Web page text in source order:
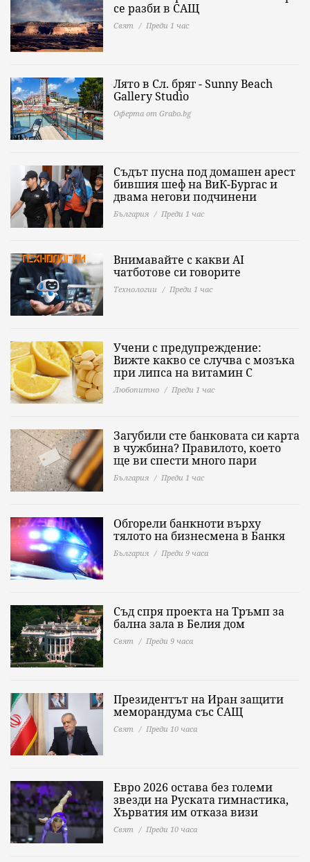
се разби в САЩ
Свят Преди 1 час
Лято в Сл. бряг - Sunny Beach
Gallery Studio
Оферта от Grabo.bg
Съдът пусна под домашен арест
бившия шеф на ВиК-Бургас и
двама негови подчинени
България Преди 1 час
Внимавайте с какви AI
чатботове си говорите
Технологии Преди 1 час
Учени с предупреждение:
Вижте какво се случва с мозъка
при липса на витамин C
Любопитно Преди 1 час
Загубили сте банковата си карта
в чужбина? Правилото, което
ще ви спести много пари
България Преди 1 час
Обгорели банкноти върху
тялото на бизнесмена в Банкя
България Преди 9 часа
Съд спря проекта на Тръмп за
бална зала в Белия дом
Свят Преди 9 часа
Президентът на Иран защити
меморандума със САЩ
Свят Преди 10 часа
Евро 2026 остава без големи
звезди на Руската гимнастика,
Хърватия им отказа визи
Свят Преди 10 часа